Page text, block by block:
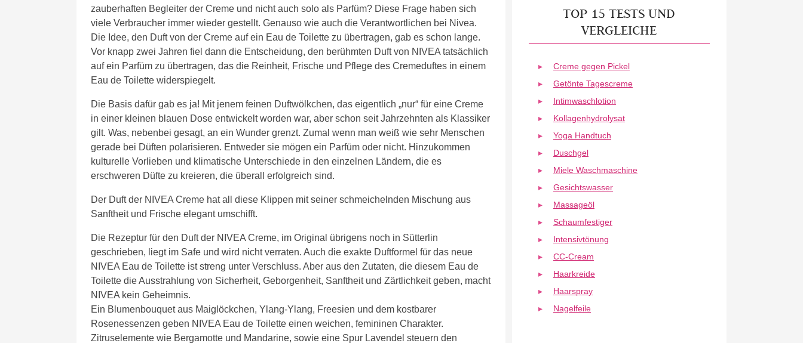
zauberhaften Begleiter der Creme und nicht auch solo als Parfüm? Diese Frage haben sich
viele Verbraucher immer wieder gestellt. Genauso wie auch die Verantwortlichen bei Nivea.
Die Idee, den Duft von der Creme auf ein Eau de Toilette zu übertragen, gab es schon lange.
Vor knapp zwei Jahren fiel dann die Entscheidung, den berühmten Duft von NIVEA tatsächlich
auf ein Parfüm zu übertragen, das die Reinheit, Frische und Pflege des Cremeduftes in einem
Eau de Toilette widerspiegelt.
Die Basis dafür gab es ja! Mit jenem feinen Duftwölkchen, das eigentlich „nur“ für eine Creme
in einer kleinen blauen Dose entwickelt worden war, aber schon seit Jahrzehnten als Klassiker
gilt. Was, nebenbei gesagt, an ein Wunder grenzt. Zumal wenn man weiß wie sehr Menschen
gerade bei Düften polarisieren. Entweder sie mögen ein Parfüm oder nicht. Hinzukommen
kulturelle Vorlieben und klimatische Unterschiede in den einzelnen Ländern, die es
erschweren Düfte zu kreieren, die überall erfolgreich sind.
Der Duft der NIVEA Creme hat all diese Klippen mit seiner schmeichelnden Mischung aus
Sanftheit und Frische elegant umschifft.
Die Rezeptur für den Duft der NIVEA Creme, im Original übrigens noch in Sütterlin
geschrieben, liegt im Safe und wird nicht verraten. Auch die exakte Duftformel für das neue
NIVEA Eau de Toilette ist streng unter Verschluss. Aber aus den Zutaten, die diesem Eau de
Toilette die Ausstrahlung von Sicherheit, Geborgenheit, Sanftheit und Zärtlichkeit geben, macht
NIVEA kein Geheimnis.
Ein Blumenbouquet aus Maiglöckchen, Ylang-Ylang, Freesien und dem kostbarer
Rosenessenzen geben NIVEA Eau de Toilette einen weichen, femininen Charakter.
Zitruselemente wie Bergamotte und Mandarine, sowie eine Spur Lavendel steuern den
TOP 15 TESTS UND
VERGLEICHE
Creme gegen Pickel
Getönte Tagescreme
Intimwaschlotion
Kollagenhydrolysat
Yoga Handtuch
Duschgel
Miele Waschmaschine
Gesichtswasser
Massageöl
Schaumfestiger
Intensivtönung
CC-Cream
Haarkreide
Haarspray
Nagelfeile